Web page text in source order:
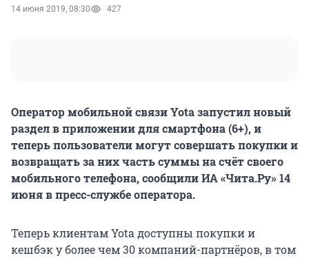
14 июня 2019, 08:30 427
Оператор мобильной связи Yota запустил новый
раздел в приложении для смартфона (6+), и
теперь пользователи могут совершать покупки и
возвращать за них часть суммы на счёт своего
мобильного телефона, сообщили ИА «Чита.Ру» 14
июня в пресс-службе оператора.
Теперь клиентам Yota доступны покупки и
кешбэк у более чем 30 компаний-партнёров, в том